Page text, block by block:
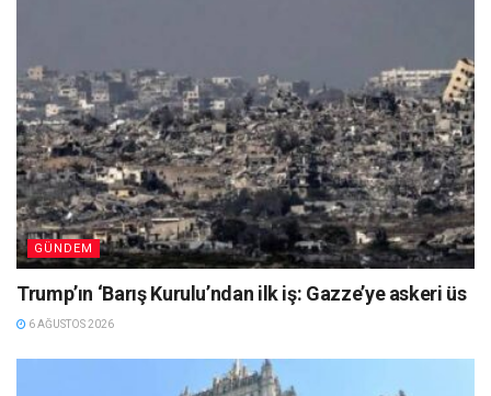
GÜNDEM
Trump’ın ‘Barış Kurulu’ndan ilk iş: Gazze’ye askeri üs
6 AĞUSTOS 2026